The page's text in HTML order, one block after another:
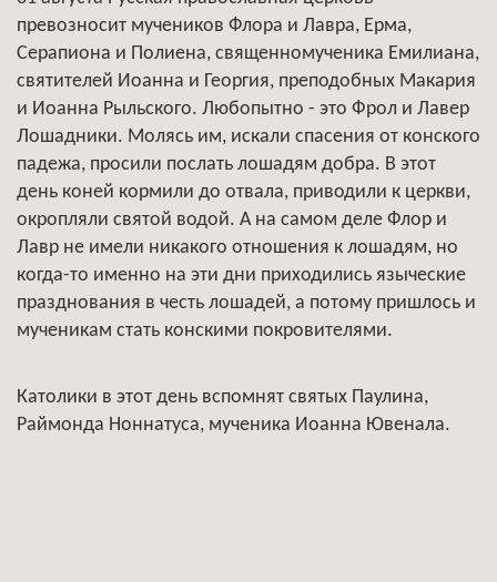
превозносит мучеников Флора и Лавра, Ерма,
Серапиона и Полиена, священномученика Емилиана,
святителей Иоанна и Георгия, преподобных Макария
и Иоанна Рыльского. Любопытно - это Фрол и Лавер
Лошадники. Молясь им, искали спасения от конского
падежа, просили послать лошадям добра. В этот
день коней кормили до отвала, приводили к церкви,
окропляли святой водой. А на самом деле Флор и
Лавр не имели никакого отношения к лошадям, но
когда-то именно на эти дни приходились языческие
празднования в честь лошадей, а потому пришлось и
мученикам стать конскими покровителями.
Католики в этот день вспомнят святых Паулина,
Раймонда Ноннатуса, мученика Иоанна Ювенала.